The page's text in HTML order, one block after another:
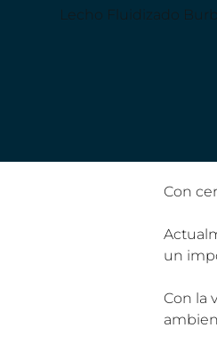
Lecho Fluidizado
Con
un
Con la